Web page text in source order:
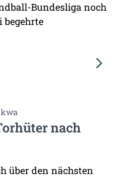
Bundesliga noch
kwa
nach
über den nächsten